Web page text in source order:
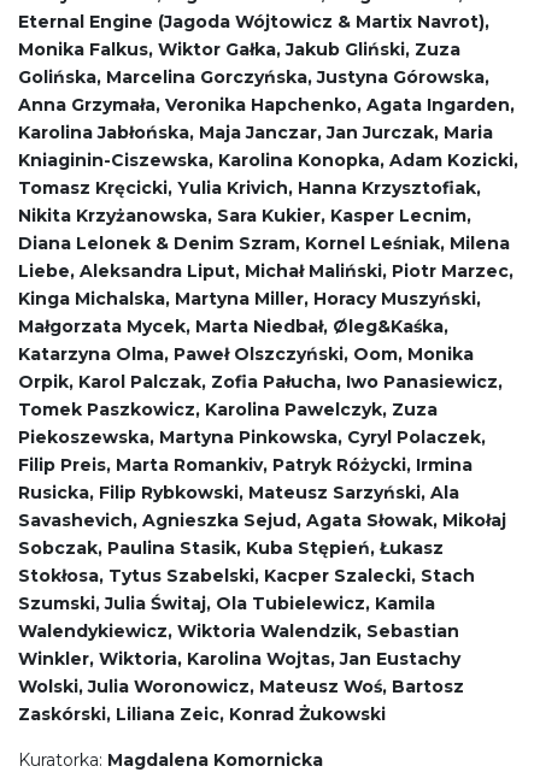
Eternal Engine (Jagoda Wójtowicz & Martix Navrot),
Monika Falkus, Wiktor Gałka, Jakub Gliński, Zuza
Golińska, Marcelina Gorczyńska, Justyna Górowska,
Anna Grzymała, Veronika Hapchenko, Agata Ingarden,
Karolina Jabłońska, Maja Janczar, Jan Jurczak, Maria
Kniaginin-Ciszewska, Karolina Konopka, Adam Kozicki,
Tomasz Kręcicki, Yulia Krivich, Hanna Krzysztofiak,
Nikita Krzyżanowska, Sara Kukier, Kasper Lecnim,
Diana Lelonek & Denim Szram, Kornel Leśniak, Milena
Liebe, Aleksandra Liput, Michał Maliński, Piotr Marzec,
Kinga Michalska, Martyna Miller, Horacy Muszyński,
Małgorzata Mycek, Marta Niedbał, Øleg&Kaśka,
Katarzyna Olma, Paweł Olszczyński, Oom, Monika
Orpik, Karol Palczak, Zofia Pałucha, Iwo Panasiewicz,
Tomek Paszkowicz, Karolina Pawelczyk, Zuza
Piekoszewska, Martyna Pinkowska, Cyryl Polaczek,
Filip Preis, Marta Romankiv, Patryk Różycki, Irmina
Rusicka, Filip Rybkowski, Mateusz Sarzyński, Ala
Savashevich, Agnieszka Sejud, Agata Słowak, Mikołaj
Sobczak, Paulina Stasik, Kuba Stępień, Łukasz
Stokłosa, Tytus Szabelski, Kacper Szalecki, Stach
Szumski, Julia Świtaj, Ola Tubielewicz, Kamila
Walendykiewicz, Wiktoria Walendzik, Sebastian
Winkler, Wiktoria, Karolina Wojtas, Jan Eustachy
Wolski, Julia Woronowicz, Mateusz Woś, Bartosz
Zaskórski, Liliana Zeic, Konrad Żukowski
Kuratorka: Magdalena Komornicka